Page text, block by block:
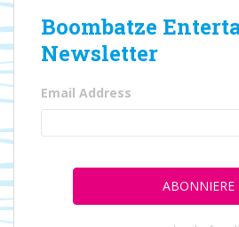
Boombatze
Newsletter
Email Address